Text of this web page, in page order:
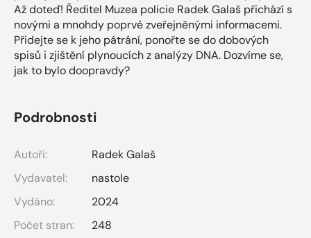
Až doteď! Ředitel Muzea policie Radek Galaš přichází s
novými a mnohdy poprvé zveřejněnými informacemi.
Přidejte se k jeho pátrání, ponořte se do dobových
spisů i zjištění plynoucích z analýzy DNA. Dozvíme se,
jak to bylo doopravdy?
Podrobnosti
Autoři:
Radek Galaš
Vydavatel:
nastole
Vydáno:
2024
Počet stran:
248